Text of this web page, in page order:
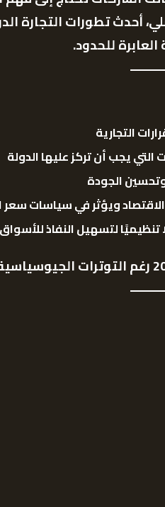
أحدث تطورات التجارة
للحدود.
التجارية
التي يجب أن تركز عليها الدولة
وتحسين الجودة
ويؤثر في سياسات سعر
تنظيميًا لتسهيل النفاذ للأسواق